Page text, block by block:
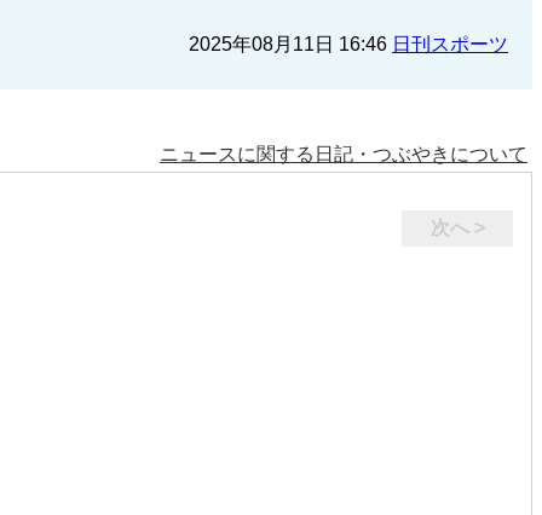
2025年08月11日 16:46 日刊スポーツ
ニュースに関する日記・つぶやきについて
次へ >